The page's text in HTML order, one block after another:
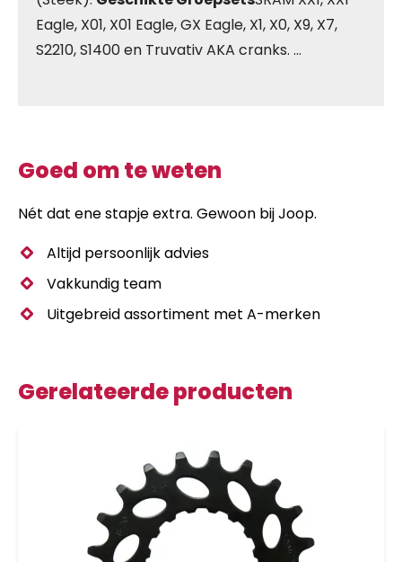
Eagle, X01, X01 Eagle, GX Eagle, X1, X0, X9, X7,
S2210, S1400 en Truvativ AKA cranks. …
Goed om te weten
Nét dat ene stapje extra. Gewoon bij Joop.
Altijd persoonlijk advies
Vakkundig team
Uitgebreid assortiment met A-merken
Gerelateerde producten